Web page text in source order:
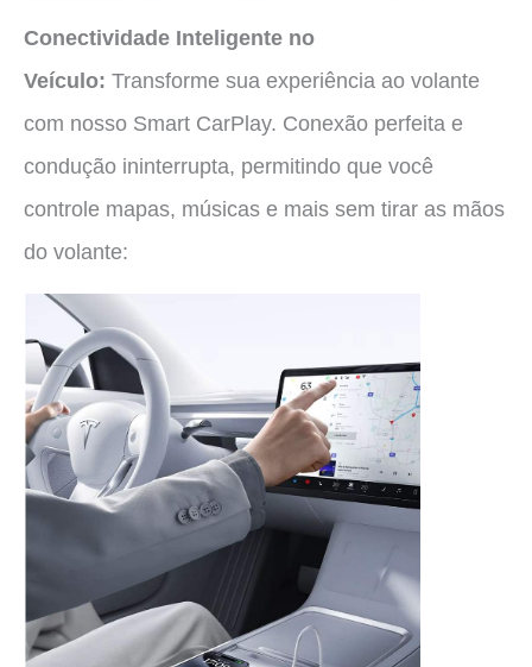
Conectividade Inteligente no
Veículo: Transforme sua experiência ao volante
com nosso Smart CarPlay. Conexão perfeita e
condução ininterrupta, permitindo que você
controle mapas, músicas e mais sem tirar as mãos
do volante: